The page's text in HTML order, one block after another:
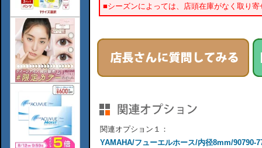
■シーズンによっては、店頭在庫がなく取り
関連オプション１：
YAMAHA/フューエルホース/内径8mm/90790-